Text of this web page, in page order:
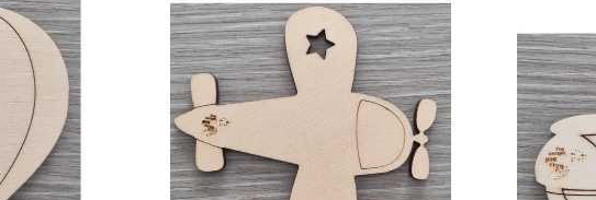
ΣΤΟ ΚΑΛΑΘΙ ΠΡΟΣΘΗΚΗ ΣΤΟ ΚΑΛΑΘΙ
ΛΕΠΤΟΜΕΡΕΙΕΣ